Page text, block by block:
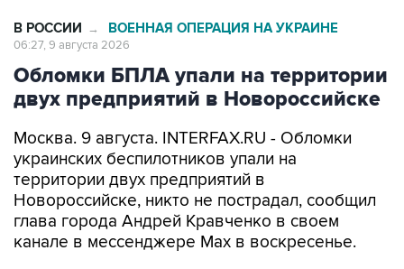
В РОССИИ → ВОЕННАЯ ОПЕРАЦИЯ НА УКРАИНЕ
06:27, 9 августа 2026
Обломки БПЛА упали на территории
двух предприятий в Новороссийске
Москва. 9 августа. INTERFAX.RU - Обломки
украинских беспилотников упали на
территории двух предприятий в
Новороссийске, никто не пострадал, сообщил
глава города Андрей Кравченко в своем
канале в мессенджере Max в воскресенье.